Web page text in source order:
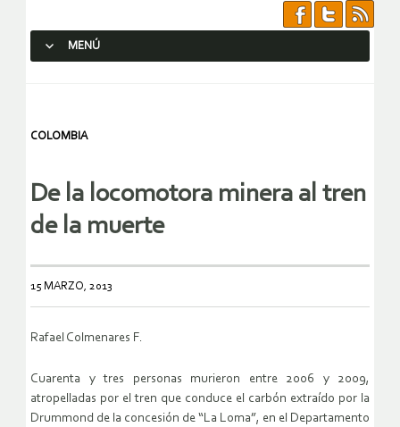
MENÚ
COLOMBIA
De la locomotora minera al tren
de la muerte
15 MARZO, 2013
Rafael Colmenares F.
Cuarenta y tres personas murieron entre 2006 y 2009,
atropelladas por el tren que conduce el carbón extraído por la
Drummond de la concesión de “La Loma”, en el Departamento